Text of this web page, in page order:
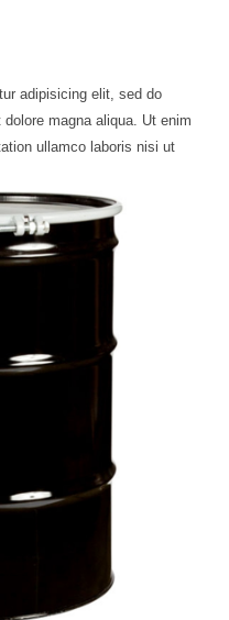
adipisicing elit, sed do
magna aliqua. Ut enim
ullamco laboris nisi ut